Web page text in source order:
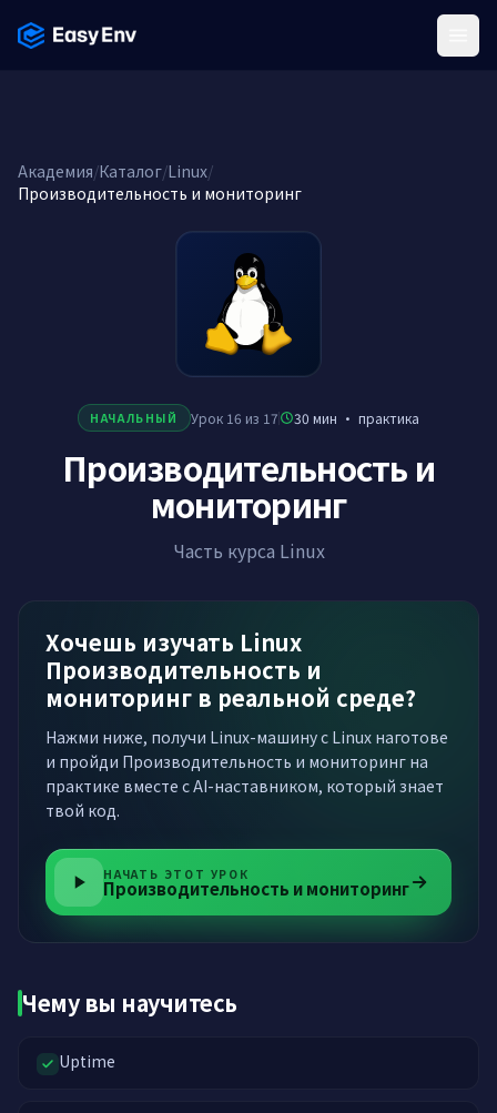
Академия/Каталог/Linux/
Производительность и мониторинг
НАЧАЛЬНЫЙ Урок 16 из 17 30 мин · практика
Производительность и
мониторинг
Часть курса Linux
Хочешь изучать Linux
Производительность и
мониторинг в реальной среде?
Нажми ниже, получи Linux-машину с Linux наготове
и пройди Производительность и мониторинг на
практике вместе с AI-наставником, который знает
твой код.
НАЧАТЬ ЭТОТ УРОК
Производительность и мониторинг
Чему вы научитесь
Uptime